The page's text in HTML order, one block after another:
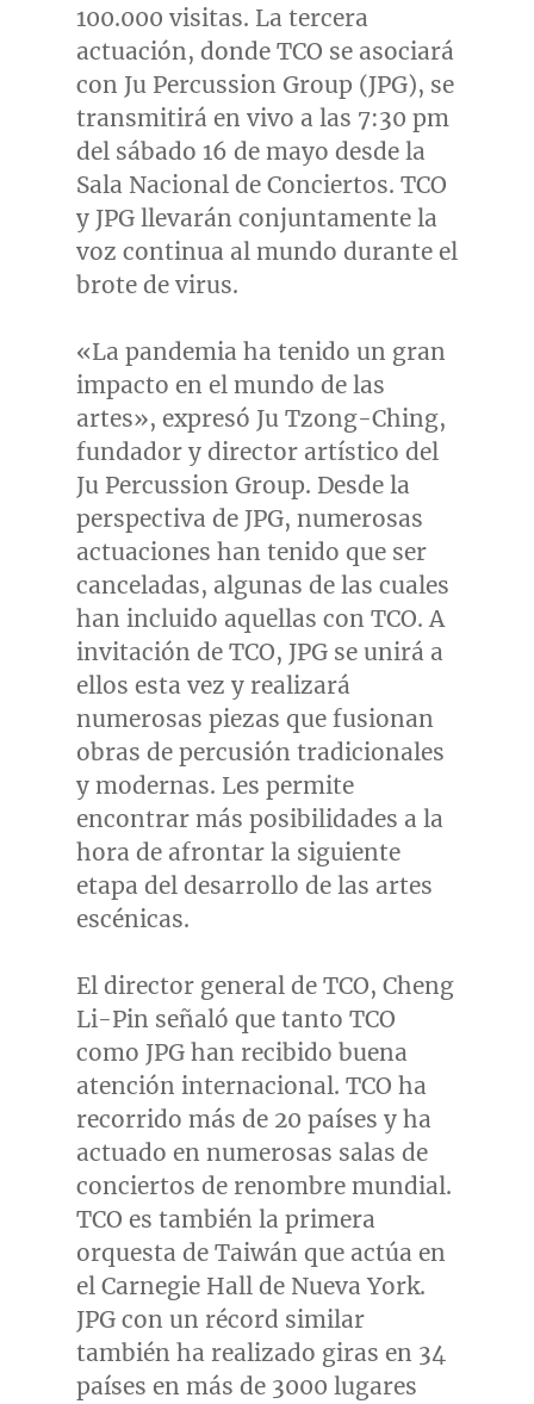
100.000 visitas. La tercera
actuación, donde TCO se asociará
con Ju Percussion Group (JPG), se
transmitirá en vivo a las 7:30 pm
del sábado 16 de mayo desde la
Sala Nacional de Conciertos. TCO
y JPG llevarán conjuntamente la
voz continua al mundo durante el
brote de virus.
«La pandemia ha tenido un gran
impacto en el mundo de las
artes», expresó Ju Tzong-Ching,
fundador y director artístico del
Ju Percussion Group. Desde la
perspectiva de JPG, numerosas
actuaciones han tenido que ser
canceladas, algunas de las cuales
han incluido aquellas con TCO. A
invitación de TCO, JPG se unirá a
ellos esta vez y realizará
numerosas piezas que fusionan
obras de percusión tradicionales
y modernas. Les permite
encontrar más posibilidades a la
hora de afrontar la siguiente
etapa del desarrollo de las artes
escénicas.
El director general de TCO, Cheng
Li-Pin señaló que tanto TCO
como JPG han recibido buena
atención internacional. TCO ha
recorrido más de 20 países y ha
actuado en numerosas salas de
conciertos de renombre mundial.
TCO es también la primera
orquesta de Taiwán que actúa en
el Carnegie Hall de Nueva York.
JPG con un récord similar
también ha realizado giras en 34
países en más de 3000 lugares